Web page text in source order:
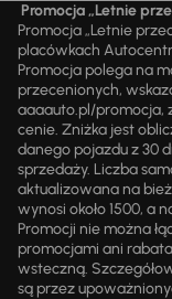
Promocja „Letnie
Promocja „Letnie
placówkach
Promocja polega na
przecenionych,
aaaauto.pl/promocja,
cenie. Zniżka jest
danego pojazdu z 30
sprzedaży. Liczba
aktualizowana na
wynosi około 1500, a
Promocji nie można
promocjami ani
wsteczną.
są przez